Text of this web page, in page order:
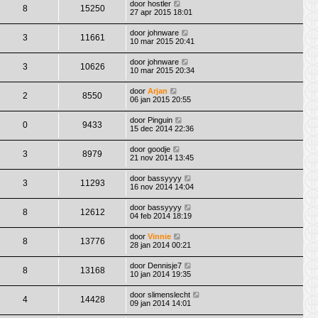
8 15250 door hostler
27 apr 2015 18:01
3 11661 door johnware
10 mar 2015 20:41
3 10626 door johnware
10 mar 2015 20:34
2 8550 door Arjan
06 jan 2015 20:55
0 9433 door Pinguin
15 dec 2014 22:36
3 8979 door goodje
21 nov 2014 13:45
3 11293 door bassyyyy
16 nov 2014 14:04
8 12612 door bassyyyy
04 feb 2014 18:19
8 13776 door Vinnie
28 jan 2014 00:21
8 13168 door Dennisje7
10 jan 2014 19:35
4 14428 door slimenslecht
09 jan 2014 14:01